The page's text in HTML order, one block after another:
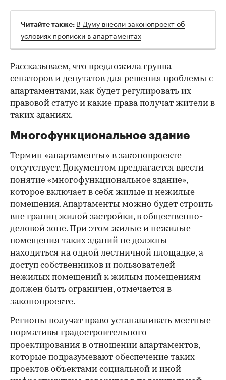
Читайте также: В Думу внесли законопроект об
условиях прописки в апартаментах
Рассказываем, что предложила группа
сенаторов и депутатов для решения проблемы с
апартаментами, как будет регулировать их
правовой статус и какие права получат жители в
таких зданиях.
Многофункциональное здание
Термин «апартаменты» в законопроекте
отсутствует. Документом предлагается ввести
понятие «многофункциональное здание»,
которое включает в себя жилые и нежилые
помещения. Апартаменты можно будет строить
вне границ жилой застройки, в общественно-
деловой зоне. При этом жилые и нежилые
помещения таких зданий не должны
находиться на одной лестничной площадке, а
доступ собственников и пользователей
нежилых помещений к жилым помещениям
должен быть ограничен, отмечается в
законопроекте.
Регионы получат право устанавливать местные
нормативы градостроительного
проектирования в отношении апартаментов,
которые подразумевают обеспечение таких
проектов объектами социальной и иной